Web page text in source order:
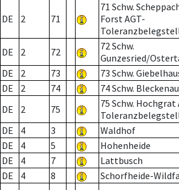
DE 2 71
71 Schw.
Forst AGT-
DE 2 72
72 Schw.
Gunzesried/
DE
2 73 73 Schw.
DE
2 74 74 Schw. Bleckenau
DE
2 75
75 Schw. Hochgrat
DE
4 3 Waldhof
DE
4 5 Hohenheide
DE
4 7 Lattbusch
DE
4 8 Schorfheide-